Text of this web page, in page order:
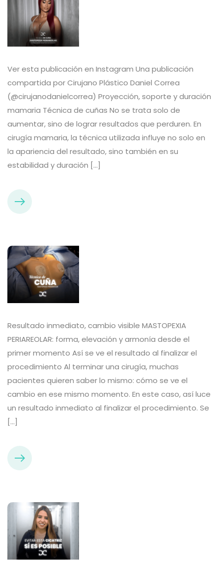
Ver esta publicación en Instagram Una publicación
compartida por Cirujano Plástico Daniel Correa
(@cirujanodanielcorrea) Proyección, soporte y duración
mamaria Técnica de cuñas No se trata solo de
aumentar, sino de lograr resultados que perduren. En
cirugía mamaria, la técnica utilizada influye no solo en
la apariencia del resultado, sino también en su
estabilidad y duración […]
Resultado inmediato, cambio visible MASTOPEXIA
PERIAREOLAR: forma, elevación y armonía desde el
primer momento Así se ve el resultado al finalizar el
procedimiento Al terminar una cirugía, muchas
pacientes quieren saber lo mismo: cómo se ve el
cambio en ese mismo momento. En este caso, así luce
un resultado inmediato al finalizar el procedimiento. Se
[…]